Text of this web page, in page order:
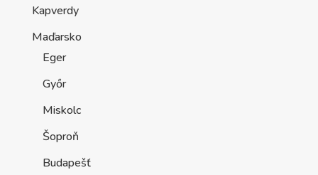
Kapverdy
Maďarsko
Eger
Győr
Miskolc
Šoproň
Budapešť